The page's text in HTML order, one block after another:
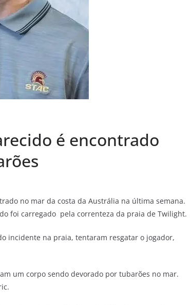
é encontrado
no mar da costa da Austrália na última semana.
foi carregado pela correnteza da praia de Twilight.
incidente na praia, tentaram resgatar o jogador,
um corpo sendo devorado por tubarões no mar.